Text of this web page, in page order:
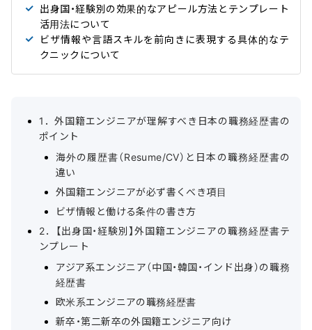
出身国・経験別の効果的なアピール方法とテンプレート
活用法について
ビザ情報や言語スキルを前向きに表現する具体的なテ
クニックについて
1．外国籍エンジニアが理解すべき日本の職務経歴書の
ポイント
海外の履歴書（Resume/CV）と日本の職務経歴書の
違い
外国籍エンジニアが必ず書くべき項目
ビザ情報と働ける条件の書き方
2．【出身国・経験別】外国籍エンジニアの職務経歴書テ
ンプレート
アジア系エンジニア（中国・韓国・インド出身）の職務
経歴書
欧米系エンジニアの職務経歴書
新卒・第二新卒の外国籍エンジニア向け